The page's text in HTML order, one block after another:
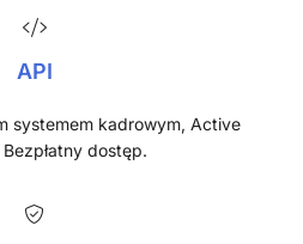
API
systemem kadrowym, Active
dostęp.